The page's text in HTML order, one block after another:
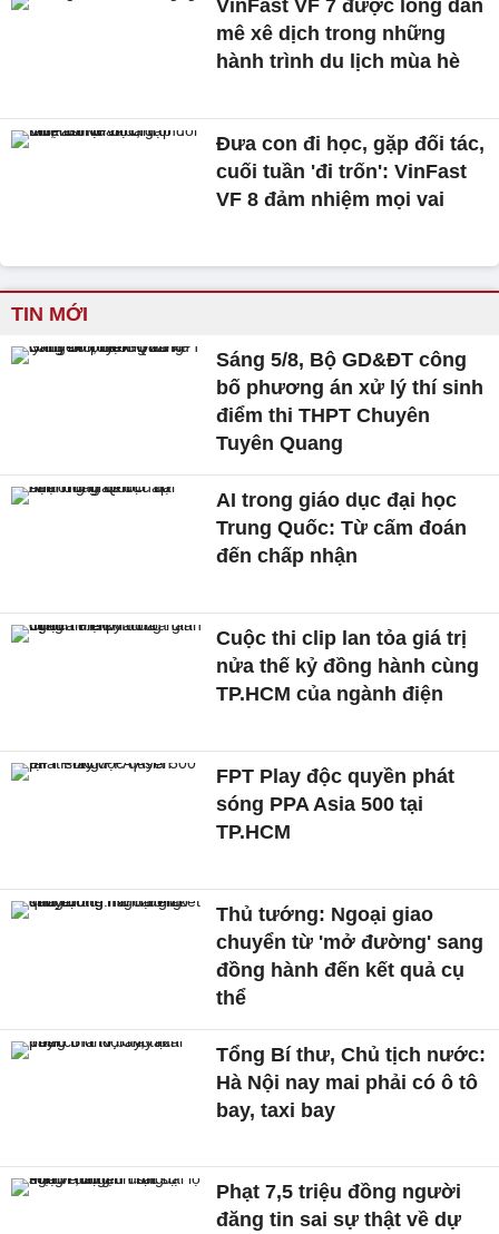
VinFast VF 7 được lòng dân
mê xê dịch trong những
hành trình du lịch mùa hè
Đưa con đi học, gặp đối tác,
cuối tuần 'đi trốn': VinFast
VF 8 đảm nhiệm mọi vai
TIN MỚI
Sáng 5/8, Bộ GD&ĐT công
bố phương án xử lý thí sinh
điểm thi THPT Chuyên
Tuyên Quang
AI trong giáo dục đại học
Trung Quốc: Từ cấm đoán
đến chấp nhận
Cuộc thi clip lan tỏa giá trị
nửa thế kỷ đồng hành cùng
TP.HCM của ngành điện
FPT Play độc quyền phát
sóng PPA Asia 500 tại
TP.HCM
Thủ tướng: Ngoại giao
chuyển từ 'mở đường' sang
đồng hành đến kết quả cụ
thể
Tổng Bí thư, Chủ tịch nước:
Hà Nội nay mai phải có ô tô
bay, taxi bay
Phạt 7,5 triệu đồng người
đăng tin sai sự thật về dự